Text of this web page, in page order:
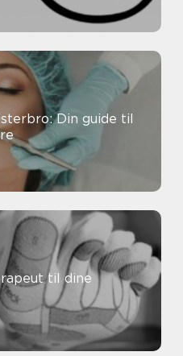
Din guide til
til dine